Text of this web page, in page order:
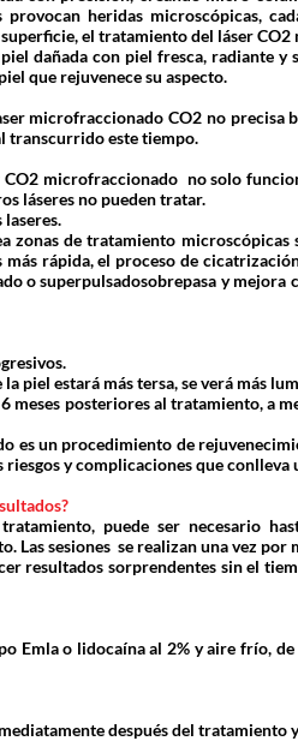
heridas microscópicas,
el tratamiento del láser
dañada con piel fresca, radiante y
que rejuvenece su aspecto.
microfraccionado CO2 no precisa
transcurrido este tiempo.
microfraccionado no solo
láseres no pueden tratar.
zonas de tratamiento
rápida, el proceso de
o superpulsadosobrepasa y mejora
piel estará más tersa, se verá más
meses posteriores al tratamiento, a
un procedimiento de
y complicaciones que
puede ser necesario
Las sesiones se realizan una vez por
resultados sorprendentes sin el
Emla o lidocaína al 2% y aire frío,
después del tratamiento